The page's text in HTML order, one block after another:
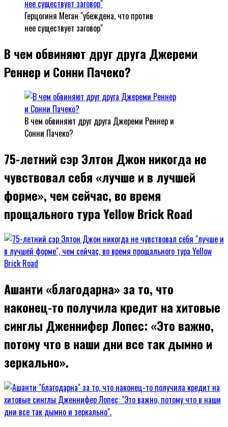
Герцогиня Меган "убеждена, что против
нее существует заговор"
В чем обвиняют друг друга Джереми
Реннер и Сонни Пачеко?
В чем обвиняют друг друга Джереми Реннер и
Сонни Пачеко?
75-летний сэр Элтон Джон никогда не
чувствовал себя «лучше и в лучшей
форме», чем сейчас, во время
прощального тура Yellow Brick Road
Ашанти «благодарна» за то, что
наконец-то получила кредит на хитовые
синглы Дженнифер Лопес: «Это важно,
потому что в наши дни все так дымно и
зеркально».